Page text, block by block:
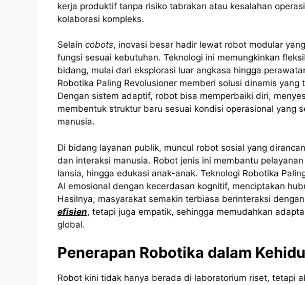
kerja produktif tanpa risiko tabrakan atau kesalahan
kolaborasi kompleks.
Selain cobots, inovasi besar hadir lewat robot modular
fungsi sesuai kebutuhan. Teknologi ini memungkinkan
bidang, mulai dari eksplorasi luar angkasa hingga
Robotika Paling Revolusioner memberi solusi dinamis
Dengan sistem adaptif, robot bisa memperbaiki diri,
membentuk struktur baru sesuai kondisi operasional yang
manusia.
Di bidang layanan publik, muncul robot sosial yang
dan interaksi manusia. Robot jenis ini membantu
lansia, hingga edukasi anak-anak. Teknologi Robotika
AI emosional dengan kecerdasan kognitif, menciptakan
Hasilnya, masyarakat semakin terbiasa berinteraksi
efisien, tetapi juga empatik, sehingga memudahkan
global.
Penerapan Robotika dalam
Robot kini tidak hanya berada di laboratorium riset, tetapi